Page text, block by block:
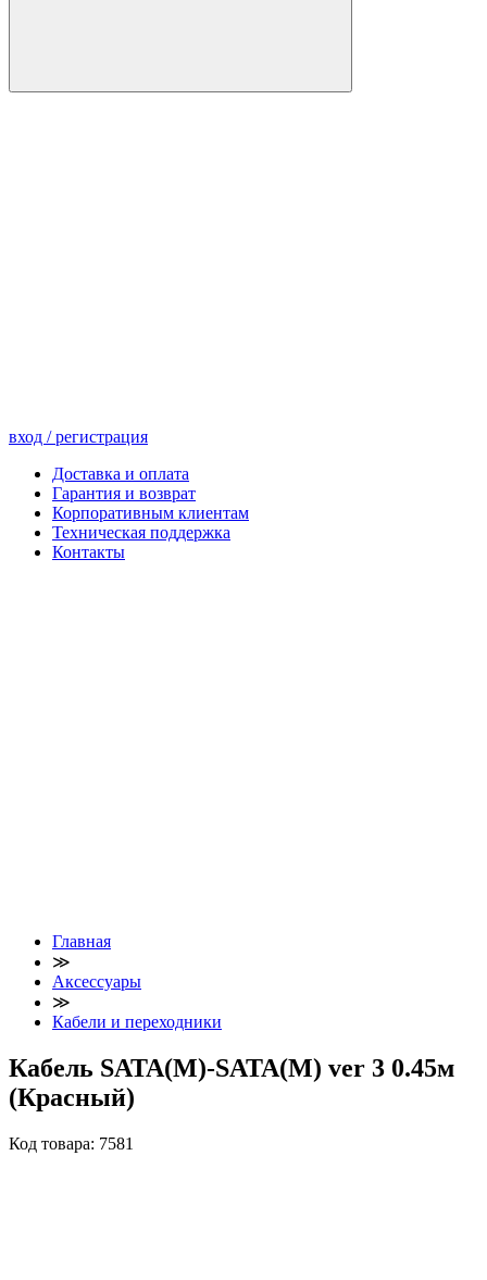
вход / регистрация
Доставка и оплата
Гарантия и возврат
Корпоративным клиентам
Техническая поддержка
Контакты
Главная
≫
Аксессуары
≫
Кабели и переходники
Кабель SATA(M)-SATA(M) ver 3 0.45м
(Красный)
Код товара: 7581